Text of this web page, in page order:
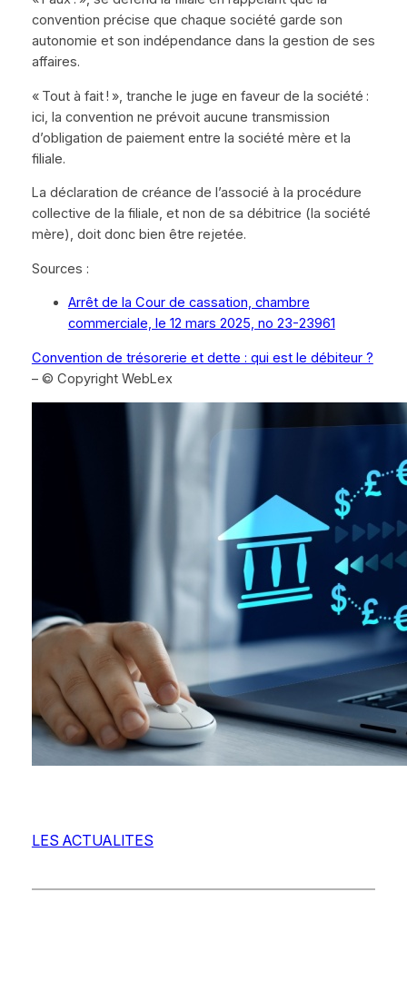
convention précise que chaque société garde son
autonomie et son indépendance dans la gestion de ses
affaires.
« Tout à fait ! », tranche le juge en faveur de la société :
ici, la convention ne prévoit aucune transmission
d’obligation de paiement entre la société mère et la
filiale.
La déclaration de créance de l’associé à la procédure
collective de la filiale, et non de sa débitrice (la société
mère), doit donc bien être rejetée.
Sources :
Arrêt de la Cour de cassation, chambre
commerciale, le 12 mars 2025, no 23-23961
Convention de trésorerie et dette : qui est le débiteur ?
– © Copyright WebLex
LES ACTUALITES